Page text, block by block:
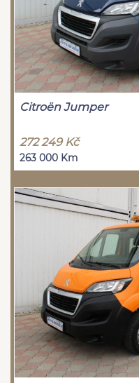
Citroën Jumper
272 249 Kč
263 000 Km